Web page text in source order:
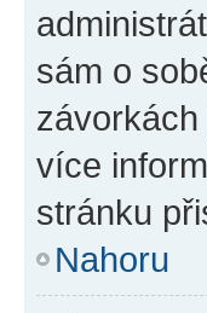
sám o
více
stránku
Nahoru